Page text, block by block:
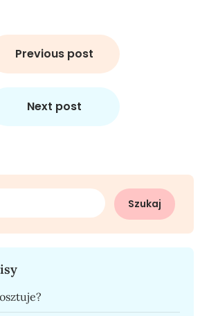
Previous post
Next post